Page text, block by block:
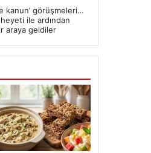
kanun’ görüşmeleri…
ile ardından
araya geldiler